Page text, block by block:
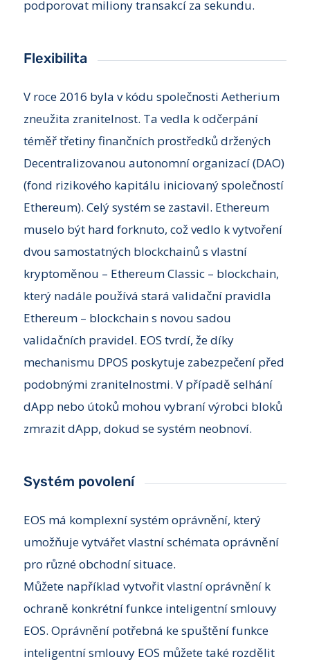
podporovat miliony transakcí za sekundu.
Flexibilita
V roce 2016 byla v kódu společnosti Aetherium
zneužita zranitelnost. Ta vedla k odčerpání
téměř třetiny finančních prostředků držených
Decentralizovanou autonomní organizací (DAO)
(fond rizikového kapitálu iniciovaný společností
Ethereum). Celý systém se zastavil. Ethereum
muselo být hard forknuto, což vedlo k vytvoření
dvou samostatných blockchainů s vlastní
kryptoměnou – Ethereum Classic – blockchain,
který nadále používá stará validační pravidla
Ethereum – blockchain s novou sadou
validačních pravidel. EOS tvrdí, že díky
mechanismu DPOS poskytuje zabezpečení před
podobnými zranitelnostmi. V případě selhání
dApp nebo útoků mohou vybraní výrobci bloků
zmrazit dApp, dokud se systém neobnoví.
Systém povolení
EOS má komplexní systém oprávnění, který
umožňuje vytvářet vlastní schémata oprávnění
pro různé obchodní situace.
Můžete například vytvořit vlastní oprávnění k
ochraně konkrétní funkce inteligentní smlouvy
EOS. Oprávnění potřebná ke spuštění funkce
inteligentní smlouvy EOS můžete také rozdělit